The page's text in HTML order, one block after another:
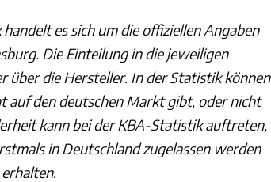
es sich um die offiziellen Angaben
Die Einteilung in die jeweiligen
über die Hersteller. In der Statistik können
auf den deutschen Markt gibt, oder nicht
kann bei der KBA-Statistik auftreten,
in Deutschland zugelassen werden
.